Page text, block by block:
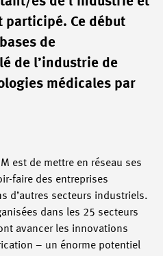
participé. Ce début
de
de l’industrie de
médicales par
est de mettre en réseau ses
faire des entreprises
d’autres secteurs industriels.
dans les 25 secteurs
avancer les innovations
– un énorme potentiel